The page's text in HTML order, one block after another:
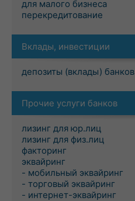
для малого бизнеса
перекредитование
Вклады, инвестиции
депозиты (вклады) банков
Прочие услуги банков
лизинг для юр.лиц
лизинг для физ.лиц
факторинг
эквайринг
- мобильный эквайринг
- торговый эквайринг
- интернет-эквайринг